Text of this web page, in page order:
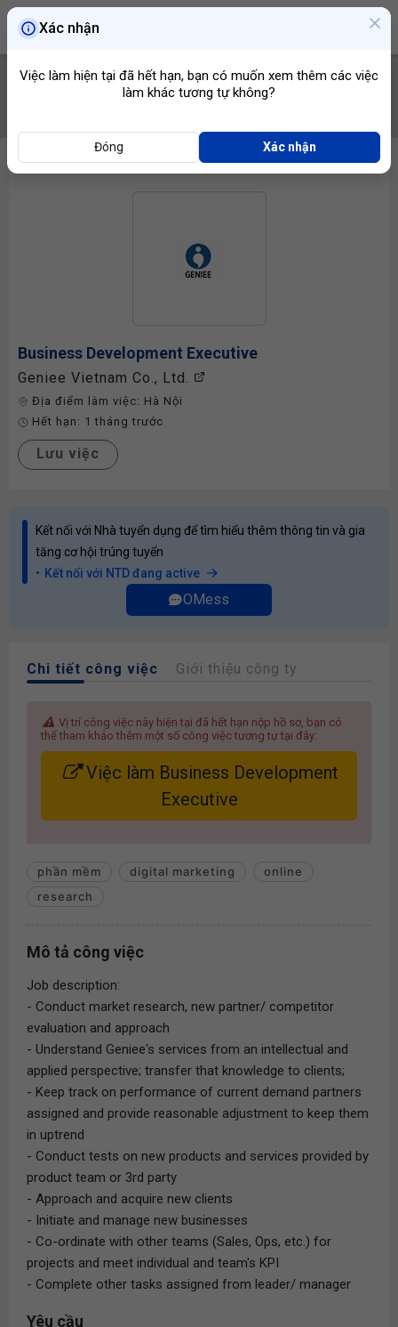
Business Development Executive
Geniee Vietnam Co., Ltd.
Địa điểm làm việc: Hà Nội
Hết hạn: 1 tháng trước
Lưu việc
Kết nối với Nhà tuyển dụng để tìm hiểu thêm thông tin và gia
tăng cơ hội trúng tuyển
Kết nối với NTD đang active
OMess
Chi tiết công việc Giới thiệu công ty
Vị trí công việc này hiện tại đã hết hạn nộp hồ sơ, bạn có
thể tham khảo thêm một số công việc tương tự tại đây:
Việc làm Business Development
Executive
phần mềm digital marketing
online
research
Mô tả công việc
Job description:
- Conduct market research, new partner/ competitor
evaluation and approach
- Understand Geniee's services from an intellectual and
applied perspective; transfer that knowledge to clients;
- Keep track on performance of current demand partners
assigned and provide reasonable adjustment to keep them
in uptrend
- Conduct tests on new products and services provided by
product team or 3rd party
- Approach and acquire new clients
- Initiate and manage new businesses
- Co-ordinate with other teams (Sales, Ops, etc.) for
projects and meet individual and team's KPI
- Complete other tasks assigned from leader/ manager
Yêu cầu
Xác nhận
Việc làm hiện tại đã hết hạn, bạn có muốn xem thêm các việc
làm khác tương tự không?
Đóng Xác nhận